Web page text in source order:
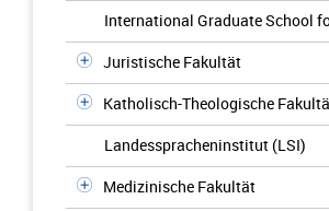
International Graduate School
Juristische Fakultät
Katholisch-Theologische
Landesspracheninstitut (LSI)
Medizinische Fakultät